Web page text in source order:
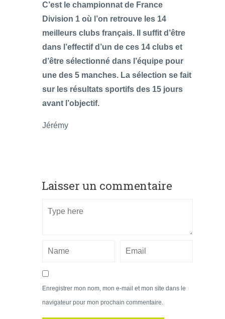
C’est le championnat de France
Division 1 où l’on retrouve les 14
meilleurs clubs français. Il suffit d’être
dans l’effectif d’un de ces 14 clubs et
d’être sélectionné dans l’équipe pour
une des 5 manches. La sélection se fait
sur les résultats sportifs des 15 jours
avant l’objectif.
Jérémy
Laisser un commentaire
Enregistrer mon nom, mon e-mail et mon site dans le
navigateur pour mon prochain commentaire.